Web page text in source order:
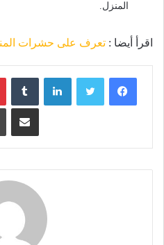
المنزل.
اقرأ أيضا : تعرف على حشرات
فيسبوكتويتر لينكدإن ‏Tumblr
مشاركة